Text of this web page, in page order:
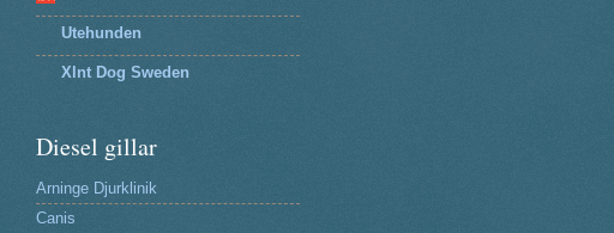
Utehunden
Xlnt Dog Sweden
Diesel gillar
Arninge Djurklinik
Canis